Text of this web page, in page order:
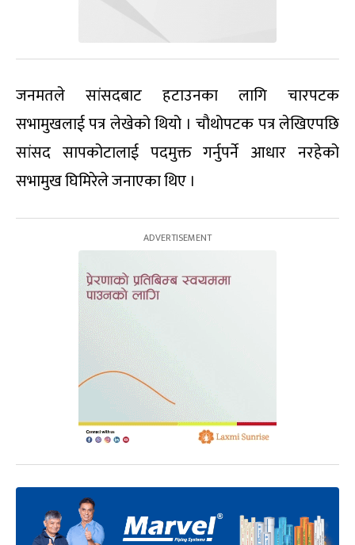
जनमतले सांसदबाट हटाउनका लागि चारपटक
सभामुखलाई पत्र लेखेको थियो । चौथोपटक पत्र लेखिएपछि
सांसद सापकोटालाई पदमुक्त गर्नुपर्ने आधार नरहेको
सभामुख घिमिरेले जनाएका थिए ।